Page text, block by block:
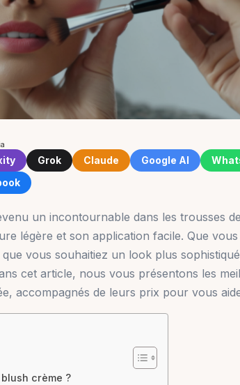
Grok Claude Google AI
un incontournable dans les trousses de
légère et son application facile. Que
vous souhaitiez un look plus
cet article, nous vous présentons les
accompagnés de leurs prix pour vous
crème ?